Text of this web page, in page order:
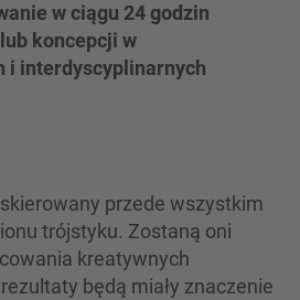
w ciągu 24 godzin
koncepcji w
i interdyscyplinarnych
przede wszystkim
trójstyku. Zostaną oni
kreatywnych
będą miały znaczenie